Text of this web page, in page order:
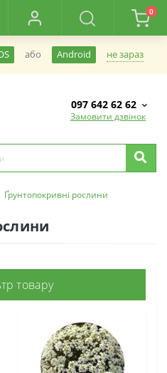
0
або Android не зараз
097 642 62 62
Замовити дзвінок
Ґрунтопокривні рослини
товару